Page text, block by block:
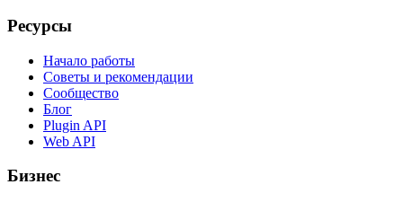
Ресурсы
Начало работы
Советы и рекомендации
Сообщество
Блог
Plugin API
Web API
Бизнес